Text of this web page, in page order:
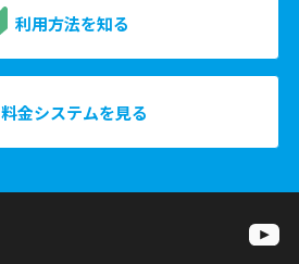
利用方法を知る
料金システムを見る